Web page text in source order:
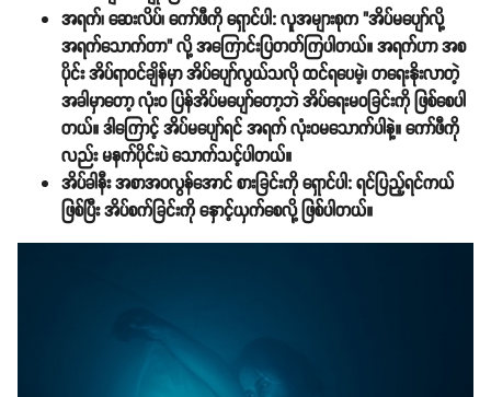
အရက်၊ ဆေးလိပ်၊ ကော်ဖီကို ရှောင်ပါ:လူအများစုက "အိပ်မပျော်လို့
အရက်သောက်တာ" လို့ အကြောင်းပြတတ်ကြပါတယ်။ အရက်ဟာ အစ
ပိုင်း အိပ်ရာဝင်ချိန်မှာ အိပ်ပျော်လွယ်သလို ထင်ရပေမဲ့၊ တရေးနိုးလာတဲ့
အခါမှာတော့ လုံးဝ ပြန်အိပ်မပျော်တော့ဘဲ အိပ်ရေးမဝခြင်းကို ဖြစ်စေပါ
တယ်။ ဒါကြောင့် အိပ်မပျော်ရင် အရက် လုံးဝမသောက်ပါနဲ့။ ကော်ဖီကို
လည်း မနက်ပိုင်းပဲ သောက်သင့်ပါတယ်။
အိပ်ခါနီး အစာအဝလွန်အောင် စားခြင်းကို ရှောင်ပါ:ရင်ပြည့်ရင်ကယ်
ဖြစ်ပြီး အိပ်စက်ခြင်းကို နှောင့်ယှက်စေလို့ ဖြစ်ပါတယ်။